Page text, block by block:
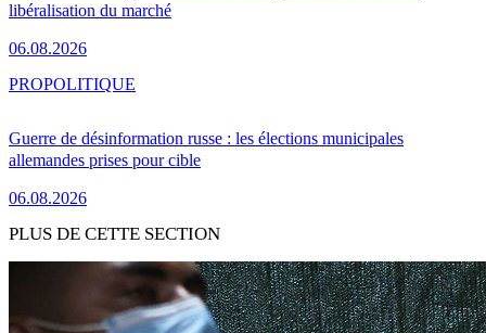
libéralisation du marché
06.08.2026
Guerre de désinformation russe : les élections municipales
allemandes prises pour cible
06.08.2026
PROPOLITIQUE
PLUS DE CETTE SECTION